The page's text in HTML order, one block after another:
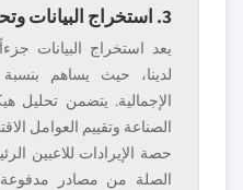
3. استخراج البيانات وتحليل السوق
يعد استخراج البيانات
الإجمالية. يتضمن تحليل
الصناعة وتقييم العوامل
حصة الإيرادات للاعبين
الصلة من مصادر مدفوعة